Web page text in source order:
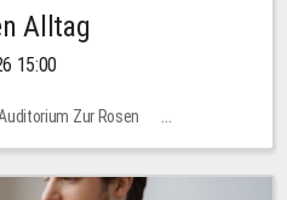
Alltag
15:00
Zur Rosen